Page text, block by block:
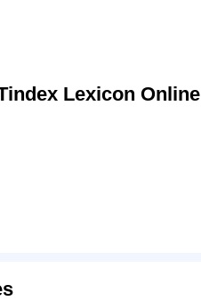
Lexicon Online